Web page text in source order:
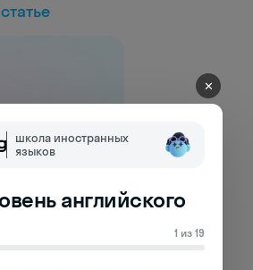
✕
школа иностранных
языков
английского
1 из 19